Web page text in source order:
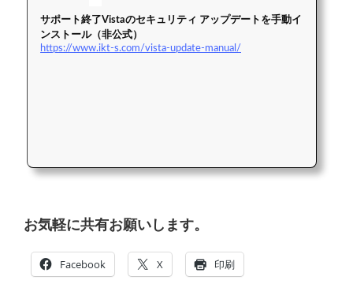
サポート終了Vistaのセキュリティ アップデートを手動イ
ンストール（非公式）
https://www.ikt-s.com/vista-update-manual/
お気軽に共有お願いします。
Facebook X 印刷